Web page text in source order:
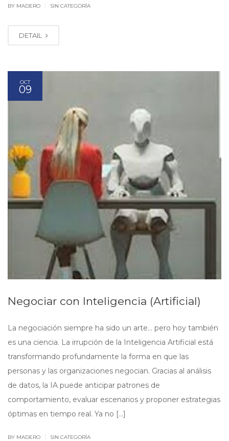
BY MADERO SIN CATEGORÍA
DETAIL
OCT
09
Negociar con Inteligencia (Artificial)
La negociación siempre ha sido un arte… pero hoy también
es una ciencia. La irrupción de la Inteligencia Artificial está
transformando profundamente la forma en que las
personas y las organizaciones negocian. Gracias al análisis
de datos, la IA puede anticipar patrones de
comportamiento, evaluar escenarios y proponer estrategias
óptimas en tiempo real. Ya no […]
BY MADERO SIN CATEGORÍA